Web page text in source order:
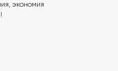
экономия